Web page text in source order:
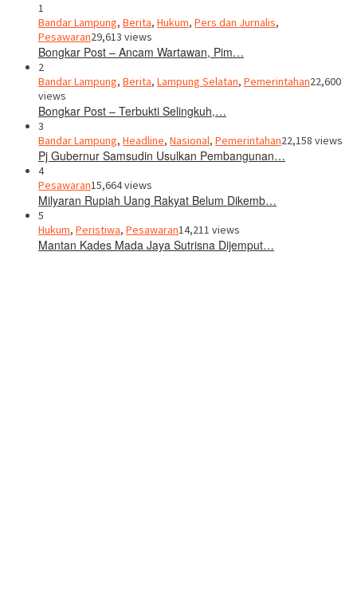
1
Bandar Lampung, Berita, Hukum, Pers dan Jurnalis,
Pesawaran29,613 views
Bongkar Post – Ancam Wartawan, Pim…
2
Bandar Lampung, Berita, Lampung Selatan, Pemerintahan22,600
views
Bongkar Post – Terbukti Selingkuh,…
3
Bandar Lampung, Headline, Nasional, Pemerintahan22,158 views
Pj Gubernur Samsudin Usulkan Pembangunan…
4
Pesawaran15,664 views
Milyaran Rupiah Uang Rakyat Belum Dikemb…
5
Hukum, Peristiwa, Pesawaran14,211 views
Mantan Kades Mada Jaya Sutrisna Dijemput…